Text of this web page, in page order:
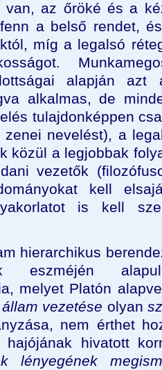
van, az őröké és a
a belső rendet,
míg a legalsó
alapján
alkalmas, de
tulajdonképpen
zenei nevelést), a
közül a legjobbak
vezetők
kell
is kell
hierarchikus
eszméjén
melyet Platón
vezetése olyan
nem érthet
hivatott
lényegének